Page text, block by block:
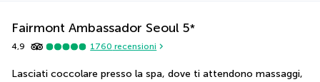
Fairmont Ambassador Seoul 5*
4,9 1760 recensioni
Lasciati coccolare presso la spa, dove ti attendono massaggi,